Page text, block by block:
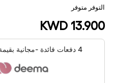
التوفر
متوفر
KWD 13.900
4 دفعات فائدة -مجانية بقيمة د.ك.